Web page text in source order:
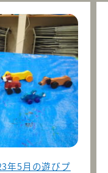
年5月の遊びプ